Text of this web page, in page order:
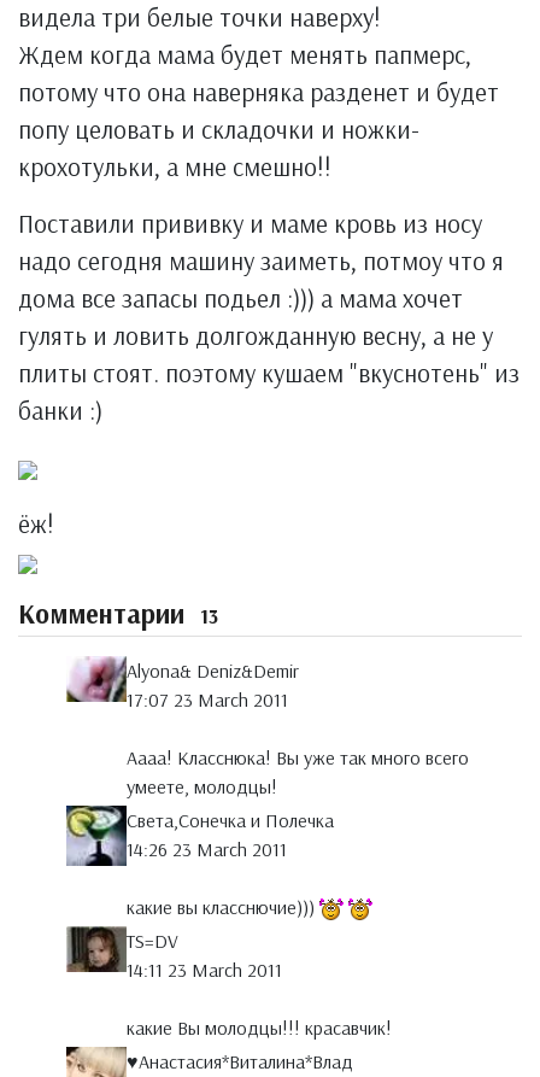
видела три белые точки наверху!
Ждем когда мама будет менять папмерс,
потому что она наверняка разденет и будет
попу целовать и складочки и ножки-
крохотульки, а мне смешно!!
Поставили прививку и маме кровь из носу
надо сегодня машину заиметь, потмоу что я
дома все запасы подьел :))) а мама хочет
гулять и ловить долгожданную весну, а не у
плиты стоят. поэтому кушаем "вкуснотень" из
банки :)
ёж!
Комментарии 13
Alyona& Deniz&Demir
17:07 23 March 2011
Аааа! Класснюка! Вы уже так много всего
умеете, молодцы!
Света,Сонечка и Полечка
14:26 23 March 2011
какие вы класснючие)))
TS=DV
14:11 23 March 2011
какие Вы молодцы!!! красавчик!
♥Анастасия*Виталина*Влад